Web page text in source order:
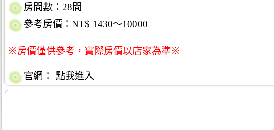
房間數：28間
參考房價：NT$ 1430～10000
※房價僅供參考，實際房價以店家為準※
官網： 點我進入